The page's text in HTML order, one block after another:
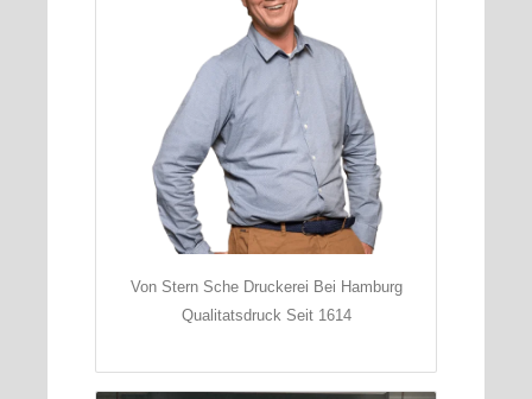
Von Stern Sche Druckerei Bei Hamburg
Qualitatsdruck Seit 1614